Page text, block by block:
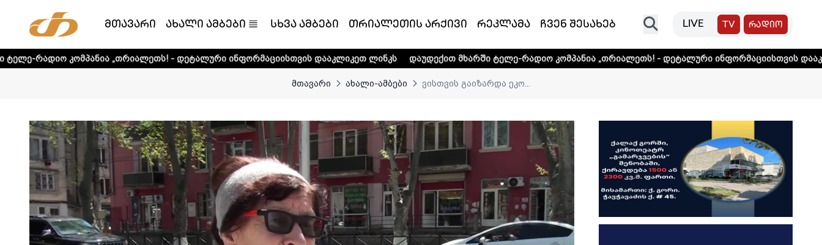
მთავარი ახალი ამბები სხვა ამბები თრიალეთის არქივი რეკლამა ჩვენ შესახებ LIVE TV რადიო
„თრიალეთს! - დეტალური ინფორმაციისთვის დააკლიკეთ ლინკს დაუდექით მხარში ტელე-რადიო კომპანია „თრიალეთს! - დეტალური ინფორმაციისთვის დააკლიკეთ ლინკს
მთავარი ახალი-ამბები ვისთვის გაიზარდა ეკო...